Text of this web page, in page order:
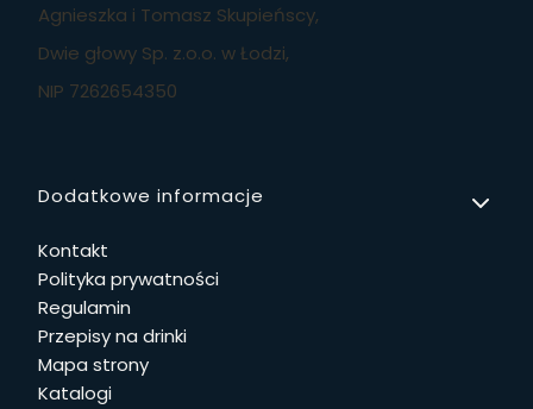
Agnieszka i Tomasz Skupieńscy,
Dwie głowy Sp. z.o.o. w Łodzi,
NIP 7262654350
Linki w stopce
Dodatkowe informacje
Kontakt
Polityka prywatności
Regulamin
Przepisy na drinki
Mapa strony
Katalogi